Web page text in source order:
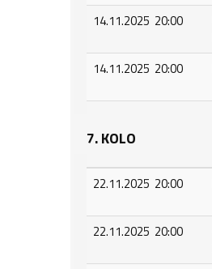
14.11.2025 20:00
14.11.2025 20:00
7. KOLO
22.11.2025 20:00
22.11.2025 20:00